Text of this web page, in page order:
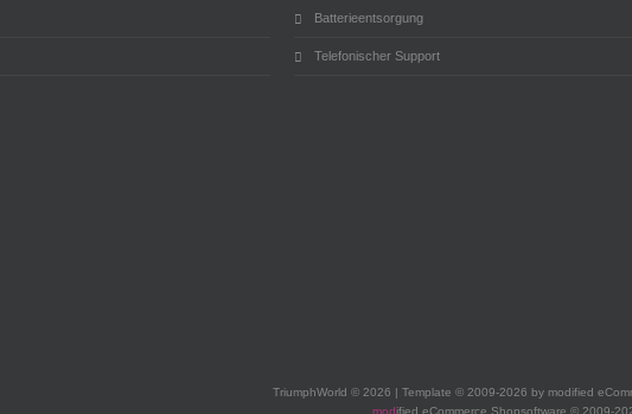
Batterieentsorgung
Telefonischer Support
TriumphWorld © 2026 | Template © 2009-2026 by modified
modified eCommerce Shopsoftware © 2009-